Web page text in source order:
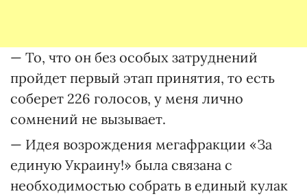
— То, что он без особых затруднений
пройдет первый этап принятия, то есть
соберет 226 голосов, у меня лично
сомнений не вызывает.
— Идея возрождения мегафракции «За
единую Украину!» была связана с
необходимостью собрать в единый кулак